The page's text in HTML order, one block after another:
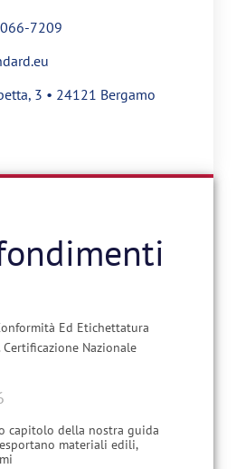
7209
3 • 24121 Bergamo
Ed Etichettatura
Certificazione Nazionale
capitolo della nostra guida
materiali edili,